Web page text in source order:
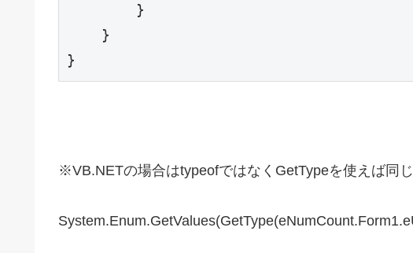
        }
    }
※VB.NETの場合はtypeofではなくGetTypeを使えば同じ